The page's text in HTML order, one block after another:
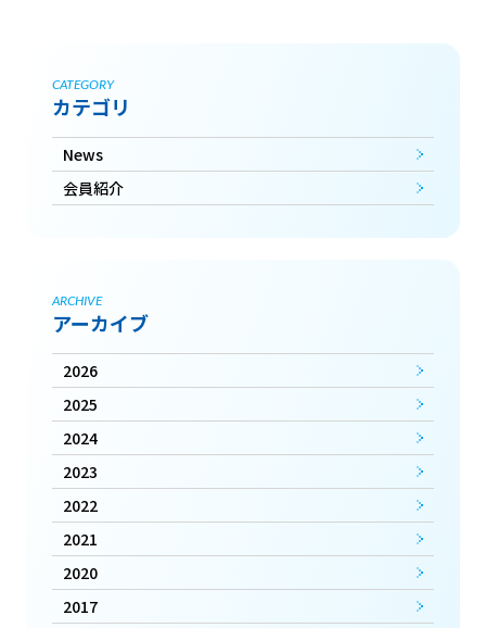
CATEGORY
カテゴリ
News
会員紹介
ARCHIVE
アーカイブ
2026
2025
2024
2023
2022
2021
2020
2017